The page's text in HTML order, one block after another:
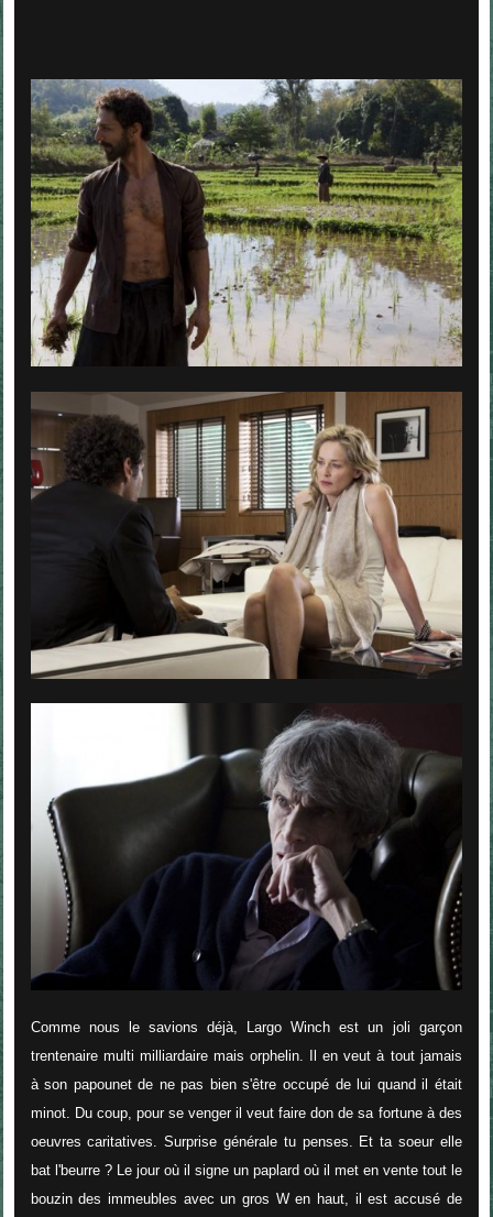
Comme nous le savions déjà, Largo Winch est un joli garçon
trentenaire multi milliardaire mais orphelin. Il en veut à tout jamais
à son papounet de ne pas bien s'être occupé de lui quand il était
minot. Du coup, pour se venger il veut faire don de sa fortune à des
oeuvres caritatives. Surprise générale tu penses. Et ta soeur elle
bat l'beurre ? Le jour où il signe un paplard où il met en vente tout le
bouzin des immeubles avec un gros W en haut, il est accusé de